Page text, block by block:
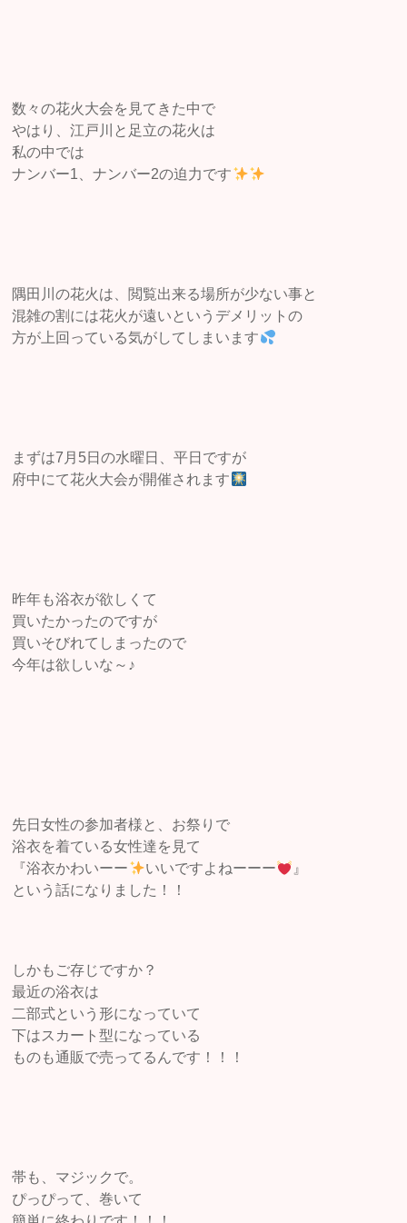
数々の花火大会を見てきた中で
やはり、江戸川と足立の花火は
私の中では
ナンバー1、ナンバー2の迫力です
隅田川の花火は、閲覧出来る場所が少ない事と
混雑の割には花火が遠いというデメリットの
方が上回っている気がしてしまいます
まずは7月5日の水曜日、平日ですが
府中にて花火大会が開催されます
昨年も浴衣が欲しくて
買いたかったのですが
買いそびれてしまったので
今年は欲しいな～♪
先日女性の参加者様と、お祭りで
浴衣を着ている女性達を見て
『浴衣かわいーー
いいですよねーーー
』
という話になりました！！
しかもご存じですか？
最近の浴衣は
二部式という形になっていて
下はスカート型になっている
ものも通販で売ってるんです！！！
帯も、マジックで。
ぴっぴって、巻いて